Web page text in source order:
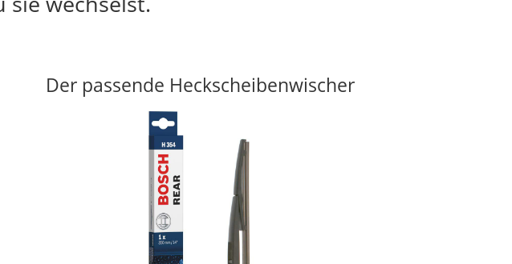
Der passende Heckscheibenwischer